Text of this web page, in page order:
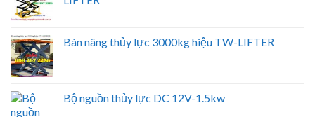
Bàn nâng thủy lực 3000kg hiệu TW-LIFTER
Bộ nguồn thủy lực DC 12V-1.5kw